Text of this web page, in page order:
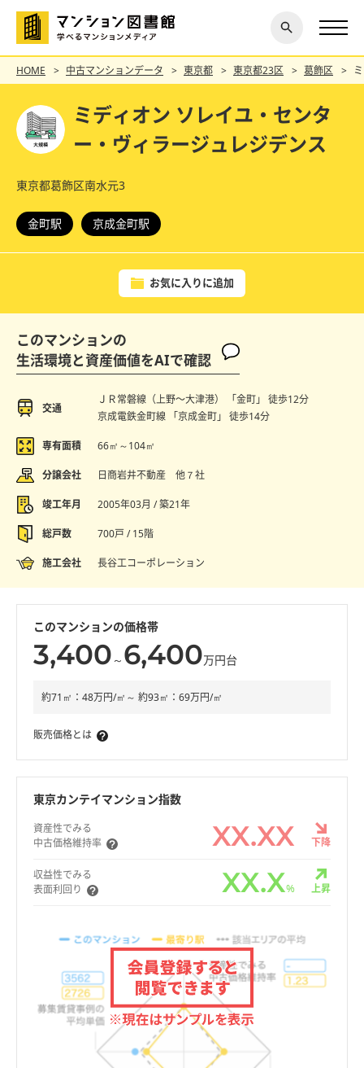
探す
閉じ
る
HOME 中古マンションデータ 東京都 東京都23区 葛飾区
ミディオン ソレイユ・センタ
ー・ヴィラージュレジデンス
東京都葛飾区南水元3
金町駅 京成金町駅
お気に入りに追加
このマンションの
生活環境と資産価値をAIで確認
交通
ＪＲ常磐線（上野〜大津港） 「金町」 徒歩12分
京成電鉄金町線 「京成金町」 徒歩14分
専有面積 66㎡～104㎡
分譲会社 日商岩井不動産 他７社
竣工年月 2005年03月 / 築21年
総戸数 700戸 / 15階
施工会社 長谷工コーポレーション
このマンションの価格帯
3,400 ～ 6,400万円台
約71㎡：48万円/㎡～ 約93㎡：69万円/㎡
販売価格とは
東京カンテイマンション指数
資産性でみる
中古価格維持率
XX.XX 下降
収益性でみる
表面利回り
XX.X% 上昇